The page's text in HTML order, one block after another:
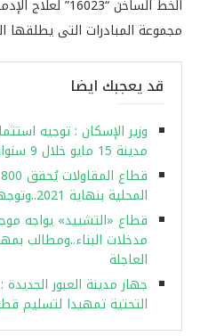
الخط الساخن
مجموعة المبادرات التى
قد يعجبك ايضا
مدينة 15 مايو خلال 9 سنوات
المحلية بنهاية 2021..وتوجهات لدعم التصدير خارجيا
قطاع «التشييد» يواجه
مدخلات البناء..ومطالب
العاجلة
جهاز مدينة العبور
التحتية تمهيدا لتسليم